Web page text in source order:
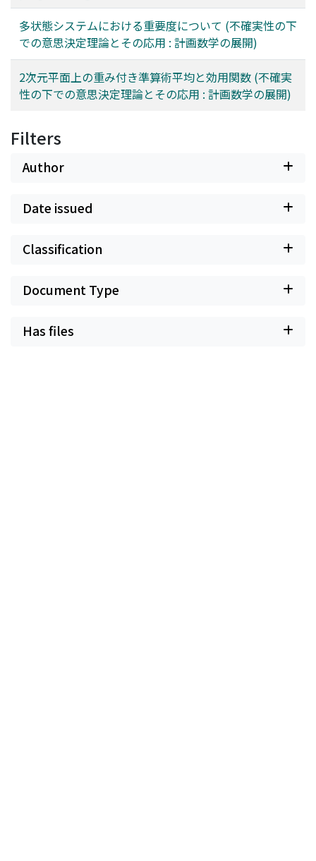
多状態システムにおける重要度について (不確実性の下
での意思決定理論とその応用 : 計画数学の展開)
2次元平面上の重み付き準算術平均と効用関数 (不確実
性の下での意思決定理論とその応用 : 計画数学の展開)
Filters
Author
Date issued
Classification
Document Type
Has files